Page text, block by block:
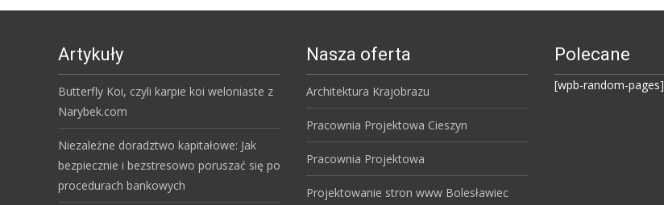
Artykuły
Butterfly Koi, czyli karpie koi weloniaste z
Narybek.com
Niezależne doradztwo kapitałowe: Jak
bezpiecznie i bezstresowo poruszać się po
procedurach bankowych
Nasza oferta
Architektura Krajobrazu
Pracownia Projektowa Cieszyn
Pracownia Projektowa
Projektowanie stron www Bolesławiec
Polecane
[wpb-random-pages]